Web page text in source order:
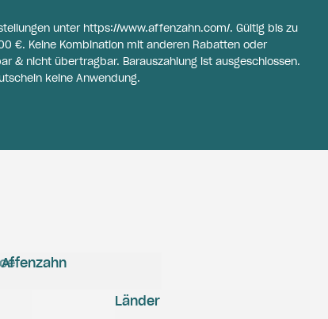
unter https://www.affenzahn.com/. Gültig bis zu
€. Keine Kombination mit anderen Rabatten oder
& nicht übertragbar. Barauszahlung ist ausgeschlossen.
keine Anwendung.
Länder